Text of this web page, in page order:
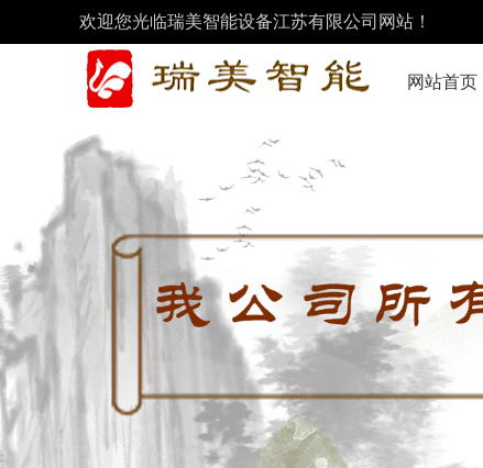
欢迎您光临瑞美智能设备江苏有限公司网站！
网站首页